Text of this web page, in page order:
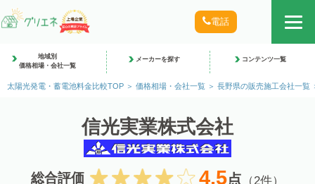
電話
地域別
価格相場・会社一覧
メーカーを探す コンテンツ一覧
太陽光発電・蓄電池料金比較TOP 価格相場・会社一覧 長野県の販売施工会社一覧
信光実業株式会社
総合評価 4.5点 （2件）